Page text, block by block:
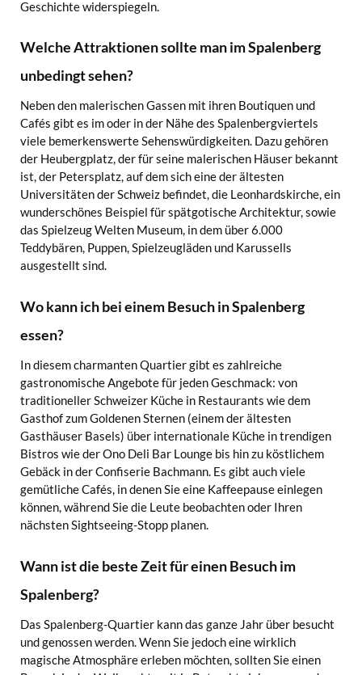
Geschichte widerspiegeln.
Welche Attraktionen sollte man im Spalenberg
unbedingt sehen?
Neben den malerischen Gassen mit ihren Boutiquen und
Cafés gibt es im oder in der Nähe des Spalenbergviertels
viele bemerkenswerte Sehenswürdigkeiten. Dazu gehören
der Heubergplatz, der für seine malerischen Häuser bekannt
ist, der Petersplatz, auf dem sich eine der ältesten
Universitäten der Schweiz befindet, die Leonhardskirche, ein
wunderschönes Beispiel für spätgotische Architektur, sowie
das Spielzeug Welten Museum, in dem über 6.000
Teddybären, Puppen, Spielzeugläden und Karussells
ausgestellt sind.
Wo kann ich bei einem Besuch in Spalenberg
essen?
In diesem charmanten Quartier gibt es zahlreiche
gastronomische Angebote für jeden Geschmack: von
traditioneller Schweizer Küche in Restaurants wie dem
Gasthof zum Goldenen Sternen (einem der ältesten
Gasthäuser Basels) über internationale Küche in trendigen
Bistros wie der Ono Deli Bar Lounge bis hin zu köstlichem
Gebäck in der Confiserie Bachmann. Es gibt auch viele
gemütliche Cafés, in denen Sie eine Kaffeepause einlegen
können, während Sie die Leute beobachten oder Ihren
nächsten Sightseeing-Stopp planen.
Wann ist die beste Zeit für einen Besuch im
Spalenberg?
Das Spalenberg-Quartier kann das ganze Jahr über besucht
und genossen werden. Wenn Sie jedoch eine wirklich
magische Atmosphäre erleben möchten, sollten Sie einen